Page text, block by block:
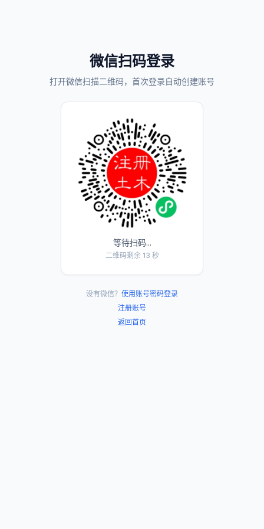
微信扫码登录
打开微信扫描二维码，首次登录自动创建账号
等待扫码...
二维码剩余 13 秒
没有微信？ 使用账号密码登录
注册账号
返回首页